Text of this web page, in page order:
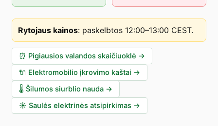
Rytojaus kainos: paskelbtos 12:00–13:00 CEST.
⏰ Pigiausios valandos skaičiuoklė →
🔌 Elektromobilio įkrovimo kaštai →
🌡️ Šilumos siurblio nauda →
☀️ Saulės elektrinės atsipirkimas →